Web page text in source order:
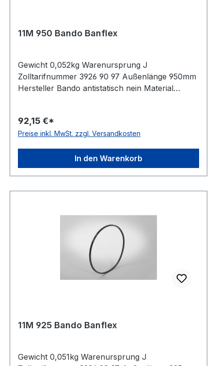
11M 950 Bando Banflex
Gewicht 0,052kg Warenursprung J
Zolltarifnummer 3926 90 97 Außenlänge 950mm
Hersteller Bando antistatisch nein Material
92,15 €*
Preise inkl. MwSt. zzgl. Versandkosten
In den Warenkorb
11M 925 Bando Banflex
Gewicht 0,051kg Warenursprung J